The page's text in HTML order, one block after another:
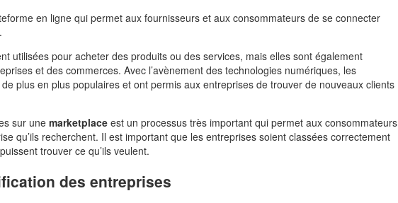
en ligne qui permet aux fournisseurs et aux consommateurs de se connecter
utilisées pour acheter des produits ou des services, mais elles sont également
et des commerces. Avec l’avènement des technologies numériques, les
plus en plus populaires et ont permis aux entreprises de trouver de nouveaux clients
sur une marketplace est un processus très important qui permet aux consommateurs
qu’ils recherchent. Il est important que les entreprises soient classées correctement
trouver ce qu’ils veulent.
des entreprises